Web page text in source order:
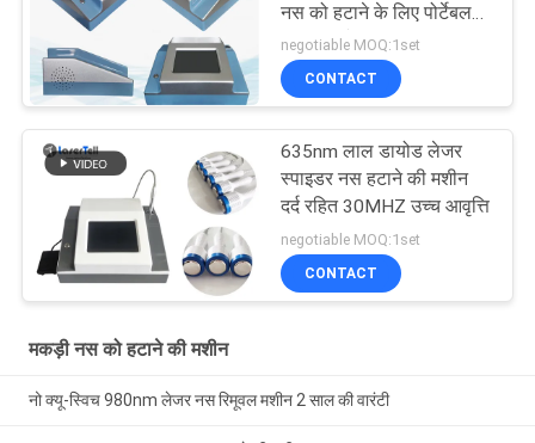
नस को हटाने के लिए पोर्टेबल
980nm लेजर
negotiable MOQ:1set
CONTACT
635nm लाल डायोड लेजर
स्पाइडर नस हटाने की मशीन
दर्द रहित 30MHZ उच्च आवृत्ति
negotiable MOQ:1set
CONTACT
मकड़ी नस को हटाने की मशीन
नो क्यू-स्विच 980nm लेजर नस रिमूवल मशीन 2 साल की वारंटी